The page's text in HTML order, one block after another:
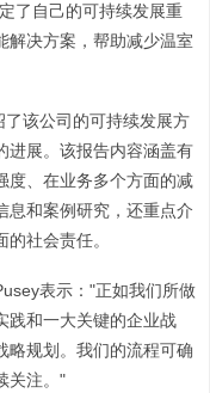
了自己的可持续发展重
解决方案，帮助减少温室
该公司的可持续发展方
进展。该报告内容涵盖有
度、在业务多个方面的减
息和案例研究，还重点介
社会责任。
表示："正如我们所做
践和一大关键的企业战
略规划。我们的流程可确
关注。"